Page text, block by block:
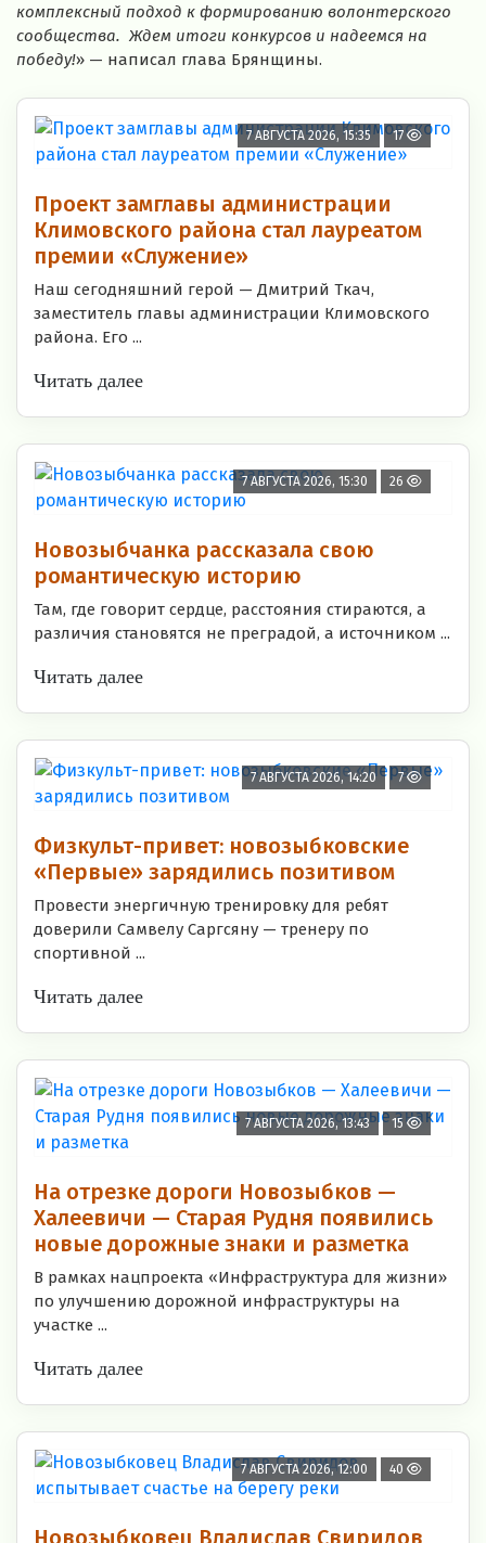
комплексный подход к формированию волонтерского
сообщества. Ждем итоги конкурсов и надеемся на
победу!» — написал глава Брянщины.
7 АВГУСТА 2026, 15:35 17
Проект замглавы администрации
Климовского района стал лауреатом
премии «Служение»
Наш сегодняшний герой — Дмитрий Ткач,
заместитель главы администрации Климовского
района. Его ...
Читать далее
7 АВГУСТА 2026, 15:30 26
Новозыбчанка рассказала свою
романтическую историю
Там, где говорит сердце, расстояния стираются, а
различия становятся не преградой, а источником ...
Читать далее
7 АВГУСТА 2026, 14:20 7
Физкульт-привет: новозыбковские
«Первые» зарядились позитивом
Провести энергичную тренировку для ребят
доверили Самвелу Саргсяну — тренеру по
спортивной ...
Читать далее
7 АВГУСТА 2026, 13:43 15
На отрезке дороги Новозыбков —
Халеевичи — Старая Рудня появились
новые дорожные знаки и разметка
В рамках нацпроекта «Инфраструктура для жизни»
по улучшению дорожной инфраструктуры на
участке ...
Читать далее
7 АВГУСТА 2026, 12:00 40
Новозыбковец Владислав Свиридов